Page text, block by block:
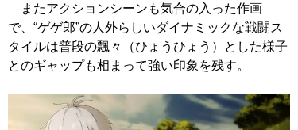
またアクションシーンも気合の入った作画
で、“ゲゲ郎”の人外らしいダイナミックな戦闘ス
タイルは普段の飄々（ひょうひょう）とした様子
とのギャップも相まって強い印象を残す。